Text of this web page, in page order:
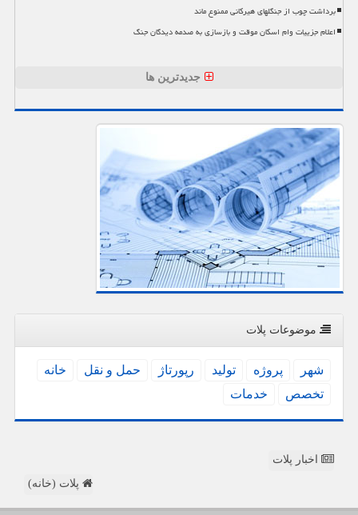
برداشت چوب از جنگلهای هیرکانی ممنوع ماند
اعلام جزییات وام اسکان موقت و بازسازی به صدمه دیدگان جنگ
جدیدترین ها
موضوعات پلات
شهر پروژه تولید رپورتاژ حمل و نقل
خانه
تخصص
خدمات
اخبار پلات
پلات (خانه)